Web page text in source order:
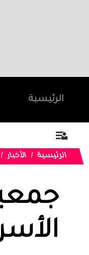
الرئيسية
الرئيسية الأخبار
الأسر